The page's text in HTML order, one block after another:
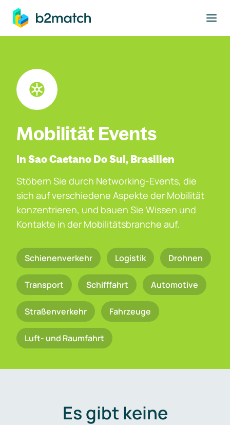
springen
Mobilität Events
In Sao Caetano Do Sul, Brasilien
Stöbern Sie durch Networking-Events, die
sich auf verschiedene Aspekte der Mobilität
konzentrieren, und bauen Sie Wissen und
Kontakte in der Mobilitätsbranche auf.
Schienenverkehr Logistik Drohnen
Transport Schifffahrt Automotive
Straßenverkehr Fahrzeuge
Luft- und Raumfahrt
Es gibt keine